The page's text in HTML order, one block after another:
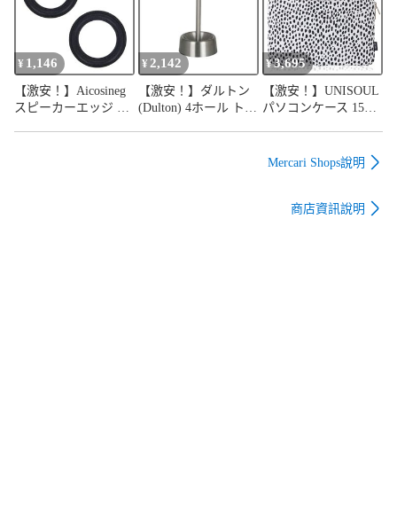
リコン 耐衝撃 SO-
01M SOV41 901SO 指
紋防止 360回転 車載
ホルダー対応 一体型
人気 携帯カバーエク
スペリア 5 ケース
ーボード（ケースの
み）
¥ 1,146
【激安！】Aicosineg
スピーカーエッジ フ
¥ 2,142
【激安！】ダルトン
(Dulton) 4ホール トゥ
¥3,695
【激安！】UNISOUL
パソコンケース 15イ
ソコン ケース インナ
バック スリーブケー
Mercari Shops說明
商店資訊說明